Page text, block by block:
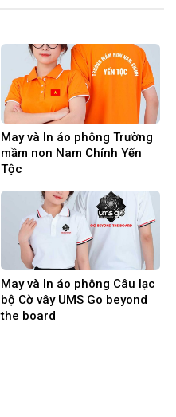
May và In áo phông Trường
mầm non Nam Chính Yến
Tộc
May và In áo phông Câu lạc
bộ Cờ vây UMS Go beyond
the board